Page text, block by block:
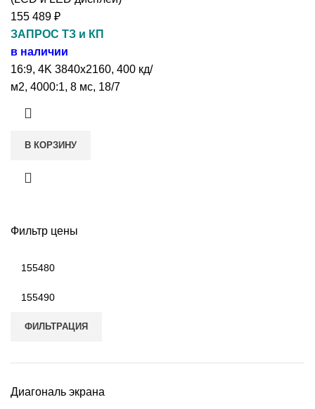
Фильтр цены
ФИЛЬТРАЦИЯ
Диагональ экрана
155 489 ₽
ЗАПРОС ТЗ и КП
в наличии
16:9, 4K 3840x2160, 400 кд/
м2, 4000:1, 8 мс, 18/7
В КОРЗИНУ